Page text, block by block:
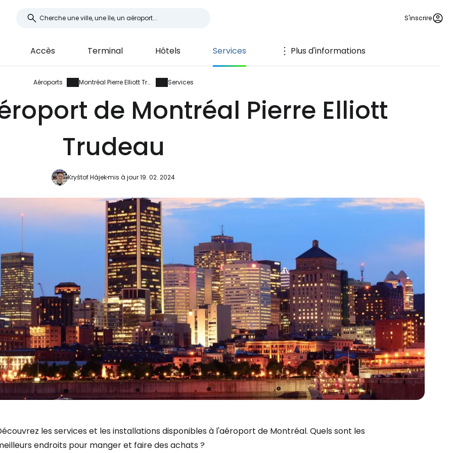
S'inscrire
Accès Terminal Hôtels Services Plus d'informations
Aéroports Montréal Pierre Elliott Trudeau Services
de Montréal Pierre Elliott
Trudeau
Kryštof Hájekmis à jour 19. 02. 2024
les services et les installations disponibles à l'aéroport de Montréal. Quels sont les
endroits pour manger et faire des achats ?